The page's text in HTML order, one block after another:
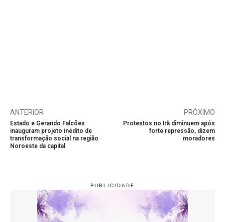
ANTERIOR
Estado e Gerando Falcões
inauguram projeto inédito de
transformação social na região
Noroeste da capital
PRÓXIMO
Protestos no Irã diminuem após
forte repressão, dizem
moradores